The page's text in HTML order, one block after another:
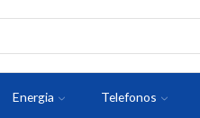
Energia Telefonos